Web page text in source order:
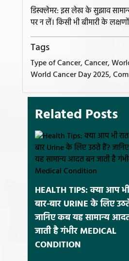
डिस्क्लेमर: इस लेख के सुझाव
पर न लें। किसी भी बीमारी के
Tags
Type of Cancer, Cancer,
World Cancer Day 2025,
Related Posts
HEALTH TIPS: क्या आप
बार-बार URINE के लिए
जानिए कब यह सामान्य
जाती है गंभीर MEDICAL
CONDITION